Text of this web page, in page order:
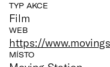
TYP AKCE
Film
WEB
https://
MÍSTO